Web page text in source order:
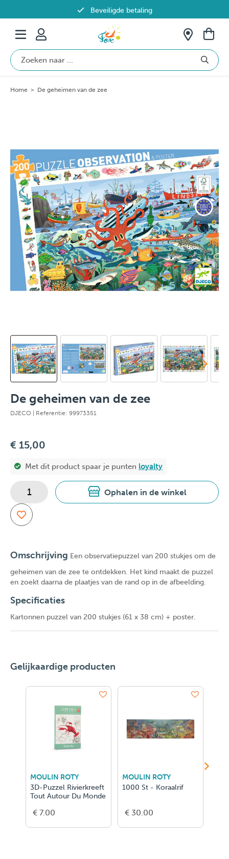
Beveiligde betaling
Gratis verzending vanaf €69 in België
Home > De geheimen van de zee
De geheimen van de zee
DJECO | Referentie: 99973351
€ 15,00
Met dit product spaar je punten loyalty
Ophalen in de winkel
Omschrijving Een observatiepuzzel van 200 stukjes om de
geheimen van de zee te ontdekken. Het kind maakt de puzzel
en zoekt daarna de plaatjes van de rand op in de afbeelding.
Specificaties
Kartonnen puzzel van 200 stukjes (61 x 38 cm) + poster.
Gelijkaardige producten
MOULIN ROTY
3D-Puzzel Rivierkreeft
Tout Autour Du Monde
€ 7.00
MOULIN ROTY
1000 St - Koraalrif
€ 30.00